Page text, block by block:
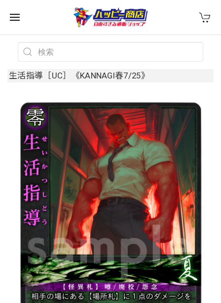
生活指導［UC］《KANNAGI春7/25》